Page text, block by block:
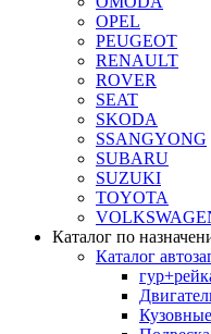
OPEL
PEUGEOT
RENAULT
ROVER
SEAT
SKODA
SSANGYONG
SUBARU
SUZUKI
TOYOTA
Каталог по
Каталог